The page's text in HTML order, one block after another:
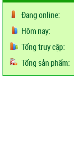
Đang online:
Hôm nay:
Tổng truy cập:
Tổng sản phẩm: